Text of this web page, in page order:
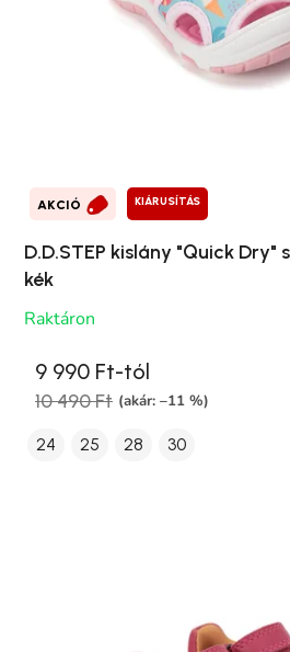
AKCIÓ KIÁRUSÍTÁS
D.D.STEP kislány "Quick Dry"
kék
Raktáron
9 990 Ft-tól
10 490 Ft (akár: –11 %)
24 25 28 30